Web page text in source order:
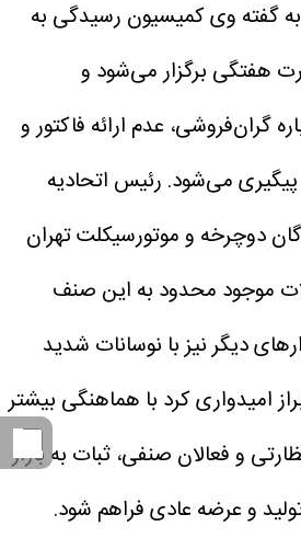
به گفته وی کمیسیون رسیدگی به
هفتگی برگزار می‌شود و
گران‌فروشی، عدم ارائه فاکتور و
می‌شود. رئیس اتحادیه
دوچرخه و موتورسیکلت تهران
موجود محدود به این صنف
دیگر نیز با نوسانات شدید
امیدواری کرد با هماهنگی بیشتر
و فعالان صنفی، ثبات به بازار
و عرضه عادی فراهم شود.